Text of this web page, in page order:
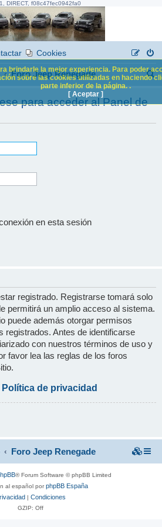
DIRECT, f08c47fec0942fa0
Cookies
Foro Jeep Renegade
B
s
c
para acceder al Panel de
en esta sesión
registrado. Registrarse tomará solo
permitirá un amplio acceso al sistema.
puede además otorgar permisos
registrados. Antes de identificarse
con nuestros términos de uso y
favor lea las reglas de los foros
Política de privacidad
brindarle la mejor experiencia. Para poder
sobre las cookies utilizadas en haciendo
parte inferior de la página. .
[ Aceptar ]
Foro Jeep Renegade
® Forum Software © phpBB Limited
al español porphpBB España
| Condiciones
GZIP: Off